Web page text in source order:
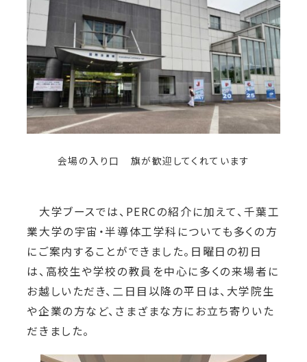
会場の入り口 旗が歓迎してくれています
大学ブースでは、PERCの紹介に加えて、千葉工
業大学の宇宙・半導体工学科についても多くの方
にご案内することができました。日曜日の初日
は、高校生や学校の教員を中心に多くの来場者に
お越しいただき、二日目以降の平日は、大学院生
や企業の方など、さまざまな方にお立ち寄りいた
だきました。